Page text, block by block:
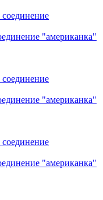
"американка"
"американка"
"американка"